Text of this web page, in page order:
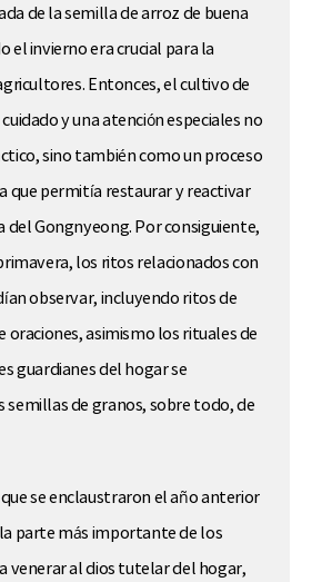
de la semilla de arroz de buena
el invierno era crucial para la
Entonces, el cultivo de
y una atención especiales no
sino también como un proceso
que permitía restaurar y reactivar
del Gongnyeong. Por consiguiente,
los ritos relacionados con
observar, incluyendo ritos de
oraciones, asimismo los rituales de
guardianes del hogar se
semillas de granos, sobre todo, de
se enclaustraron el año anterior
parte más importante de los
venerar al dios tutelar del hogar,